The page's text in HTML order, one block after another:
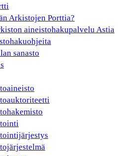
Arkistojen Porttia?
aineistohakupalvelu Astia
sanasto